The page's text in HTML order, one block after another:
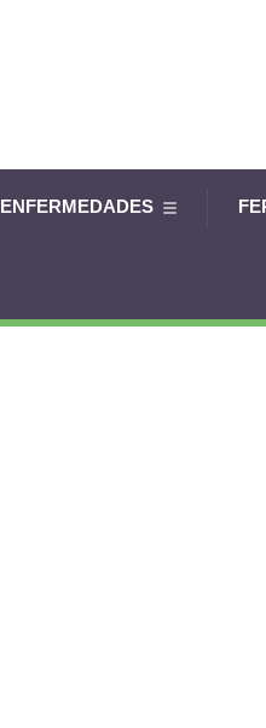
ENFERMEDADES